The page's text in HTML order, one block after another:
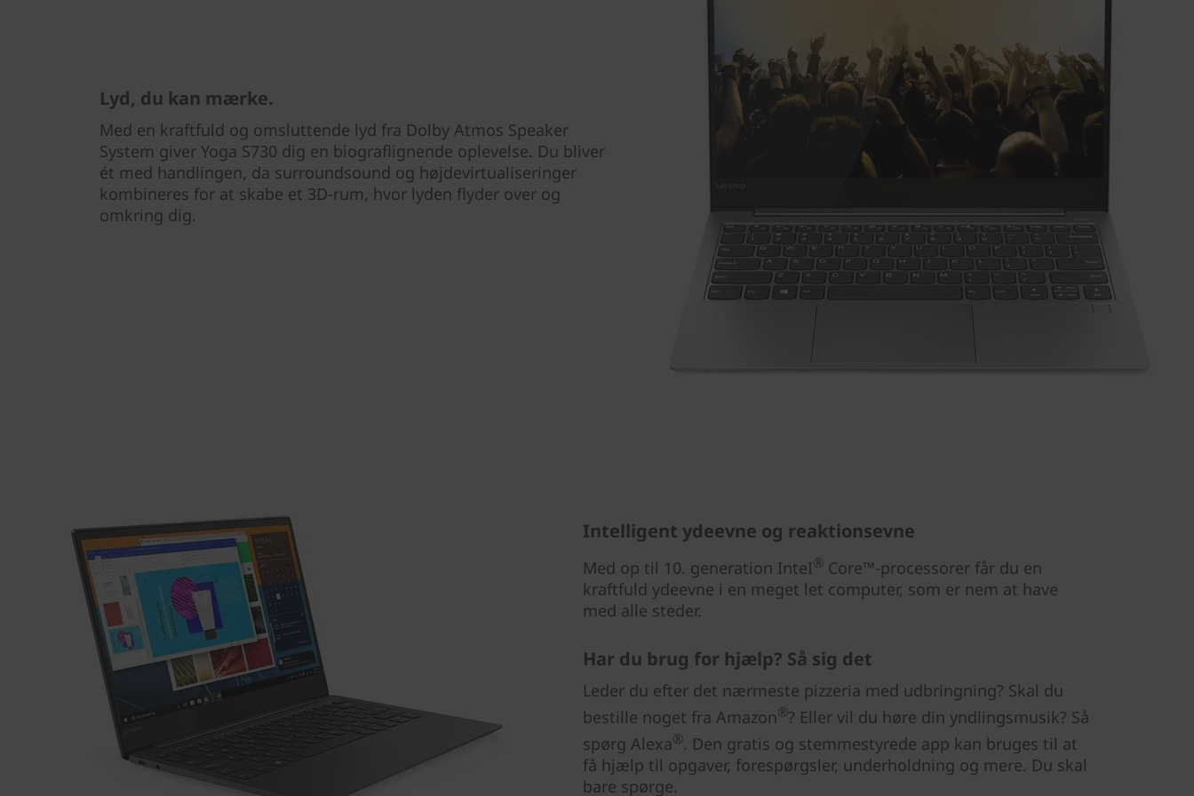
Lyd, du kan mærke.
Med en kraftfuld og omsluttende lyd fra Dolby Atmos Speaker
System giver Yoga S730 dig en biograflignende oplevelse. Du bliver
ét med handlingen, da surroundsound og højdevirtualiseringer
kombineres for at skabe et 3D-rum, hvor lyden flyder over og
omkring dig.
Intelligent ydeevne og reaktionsevne
Med op til 10. generation InteI® Core™-processorer får du en
kraftfuld ydeevne i en meget let computer, som er nem at have
med alle steder.
Har du brug for hjælp? Så sig det
Leder du efter det nærmeste pizzeria med udbringning? Skal du
bestille noget fra Amazon®? Eller vil du høre din yndlingsmusik? Så
spørg Alexa®. Den gratis og stemmestyrede app kan bruges til at
få hjælp til opgaver, forespørgsler, underholdning og mere. Du skal
bare spørge.